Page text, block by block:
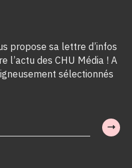
propose sa lettre d’infos
l’actu des CHU Média ! A
sélectionnés